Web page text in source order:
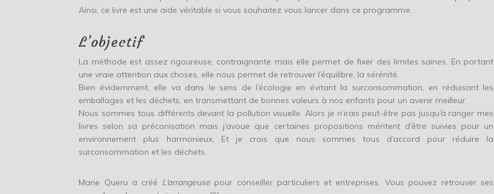
Ainsi, ce livre est une aide véritable si vous souhaitez vous lancer dans ce programme.
L’objectif
La méthode est assez rigoureuse, contraignante mais elle permet de fixer des limites saines. En portant
une vraie attention aux choses, elle nous permet de retrouver l’équilibre, la sérénité.
Bien évidemment, elle va dans le sens de l’écologie en évitant la surconsommation, en réduisant les
emballages et les déchets, en transmettant de bonnes valeurs à nos enfants pour un avenir meilleur.
Nous sommes tous différents devant la pollution visuelle. Alors je n’irais peut-être pas jusqu’à ranger mes
livres selon sa préconisation mais j’avoue que certaines propositions méritent d’être suivies pour un
environnement plus harmonieux. Et je crois que nous sommes tous d’accord pour réduire la
surconsommation et les déchets.
Marie Queru a créé L’arrangeuse pour conseiller particuliers et entreprises. Vous pouvez retrouver ses